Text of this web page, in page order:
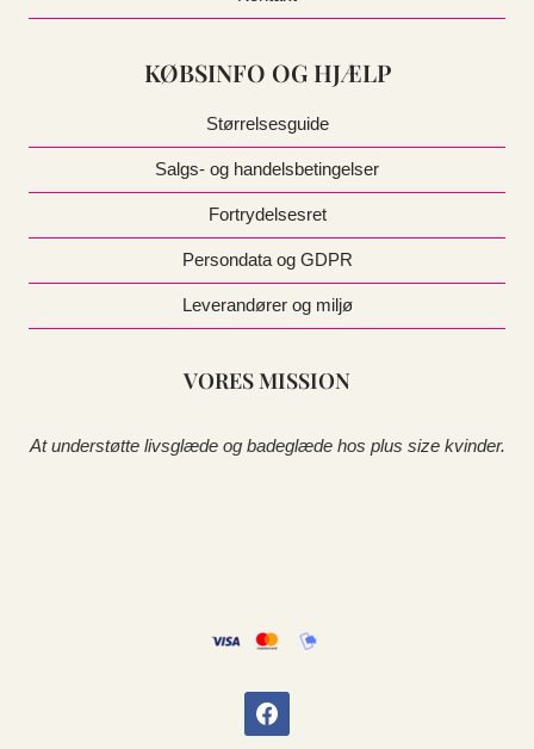
KØBSINFO OG HJÆLP
Størrelsesguide
Salgs- og handelsbetingelser
Fortrydelsesret
Persondata og GDPR
Leverandører og miljø
VORES MISSION
At understøtte livsglæde og badeglæde hos plus size kvinder.